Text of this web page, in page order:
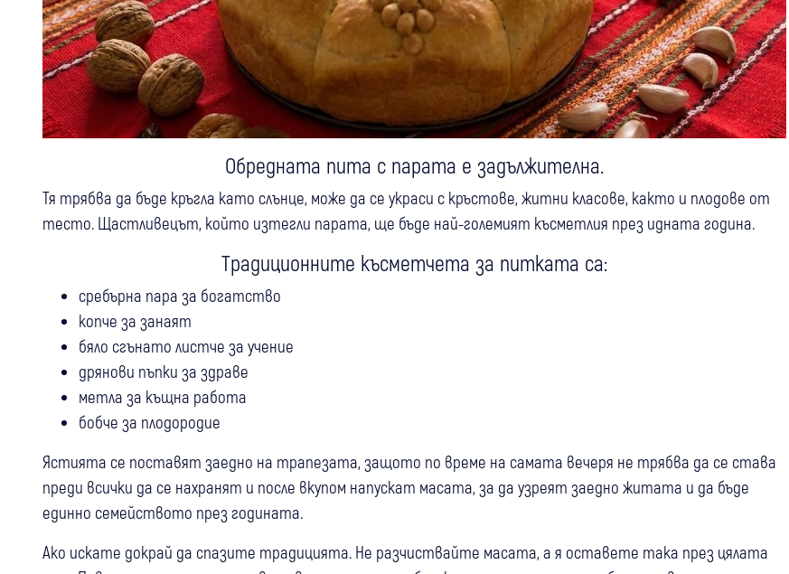
Обредната пита с парата е задължителна.
Тя трябва да бъде кръгла като слънце, може да се украси с кръстове, житни класове, както и плодове от
тесто. Щастливецът, който изтегли парата, ще бъде най-големият късметлия през идната година.
Традиционните късметчета за питката са:
сребърна пара за богатство
копче за занаят
бяло сгънато листче за учение
дрянови пъпки за здраве
метла за къщна работа
бобче за плодородие
Ястията се поставят заедно на трапезата, защото по време на самата вечеря не трябва да се става
преди всички да се нахранят и после вкупом напускат масата, за да узреят заедно житата и да бъде
единно семейството през годината.
Ако искате докрай да спазите традицията. Не разчиствайте масата, а я оставете така през цялата